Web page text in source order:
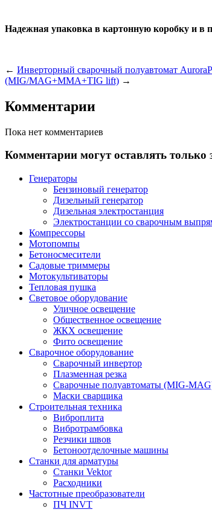
Надежная упаковка в картонную коробку и в
← Инверторный сварочный полуавтомат
(MIG/MAG+MMA+TIG lift) →
Комментарии
Пока нет комментариев
Комментарии могут оставлять только
Генераторы
Бензиновый генератор
Дизельный генератор
Дизельная электростанция
Электростанции со сварочным
Компрессоры
Мотопомпы
Бетоносмесители
Садовые триммеры
Мотокультиваторы
Тепловая пушка
Световое оборудование
Уличное освещение
Общественное освещение
ЖКХ освещение
Фито освещение
Сварочное оборудование
Сварочный инвертор
Плазменная резка
Сварочные полуавтоматы (MIG-
Маски сварщика
Строительная техника
Виброплита
Вибротрамбовка
Резчики швов
Бетоноотделочные машины
Станки для арматуры
Станки Vektor
Расходники
Частотные преобразователи
ПЧ INVT